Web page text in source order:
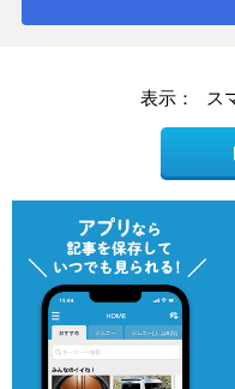
表示： ス